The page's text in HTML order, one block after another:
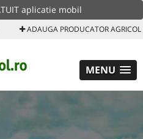
aplicatie mobil
ADAUGA PRODUCATOR AGRICOL
MENU